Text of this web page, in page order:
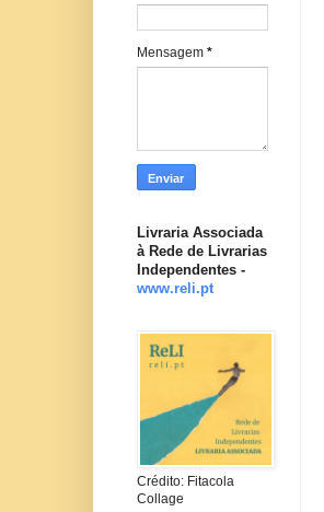
Mensagem *
Livraria Associada
à Rede de Livrarias
Independentes -
www.reli.pt
Crédito: Fitacola
Collage